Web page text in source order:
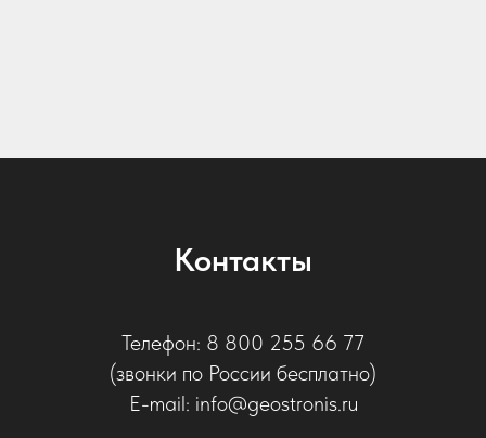
Контакты
Телефон: 8 800 255 66 77
(звонки по России бесплатно)
E-mail: info@geostronis.ru